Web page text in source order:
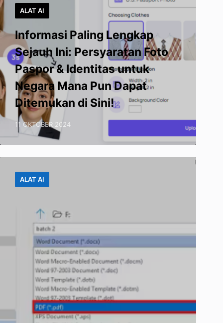
ALAT AI
Informasi Paling Lengkap
Sejauh Ini: Persyaratan Foto
Paspor & Identitas untuk
Negara Mana Pun Dapat
Ditemukan di Sini!
11 OKTOBER 2024
ALAT AI